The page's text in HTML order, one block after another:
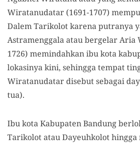
Wiratanudatar (1691-1707)
Dalem Tarikolot karena putranya
Astramenggala atau bergelar Aria
1726) memindahkan ibu kota
lokasinya kini, sehingga tempat
Wiratanudatar disebut sebagai
tua).
Ibu kota Kabupaten Bandung
Tarikolot atau Dayeuhkolot hingga